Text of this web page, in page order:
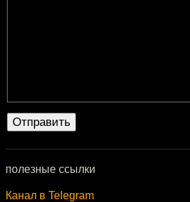
полезные ссылки
Канал в Telegram